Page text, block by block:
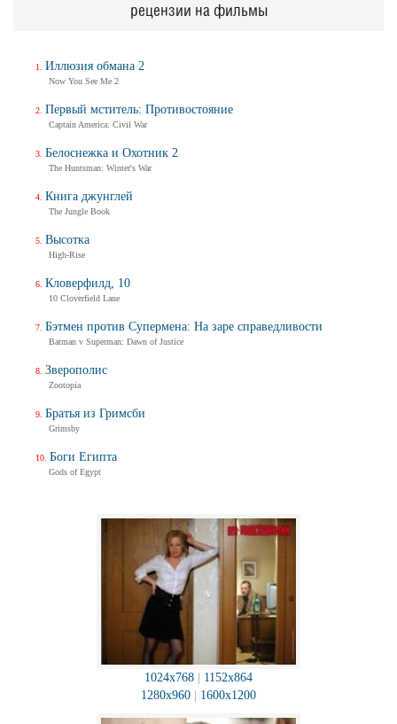
1024x768
1152x864
1280x960
1600x1200
рецензии на фильмы
Иллюзия обмана 2
Now You See Me 2
Первый мститель: Противостояние
Captain America: Civil War
Белоснежка и Охотник 2
The Huntsman: Winter's War
Книга джунглей
The Jungle Book
Высотка
High-Rise
Кловерфилд, 10
10 Cloverfield Lane
Бэтмен против Супермена: На заре справедливости
Batman v Superman: Dawn of Justice
Зверополис
Zootopia
Братья из Гримсби
Grimsby
Боги Египта
Gods of Egypt